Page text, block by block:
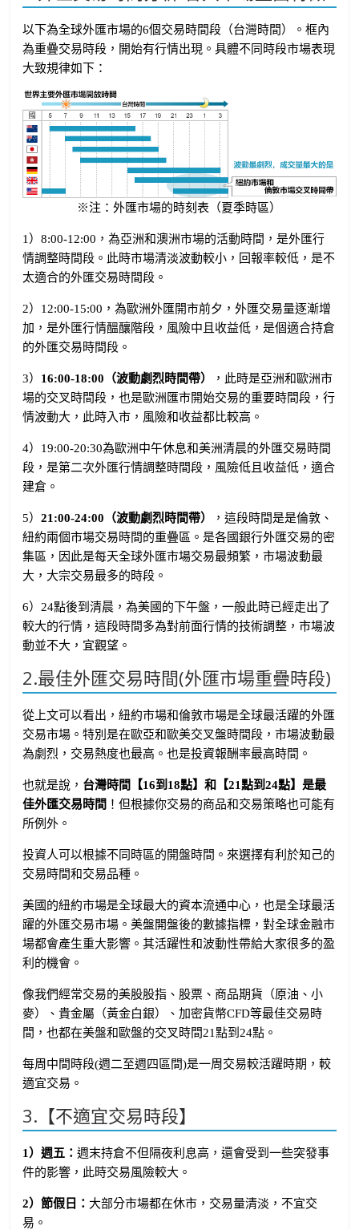
以下為全球外匯市場的6個交易時間段（台灣時間）。框內
為重疊交易時段，開始有行情出現。具體不同時段市場表現
大致規律如下：
※注：外匯市場的時刻表（夏季時區）
1）8:00-12:00，為亞洲和澳洲市場的活動時間，是外匯行
情調整時間段。此時市場清淡波動較小，回報率較低，是不
太適合的外匯交易時間段。
2）12:00-15:00，為歐洲外匯開市前夕，外匯交易量逐漸增
加，是外匯行情醞釀階段，風險中且收益低，是個適合持倉
的外匯交易時間段。
3） 16:00-18:00（波動劇烈時間帶）
，此時是亞洲和歐洲市
場的交叉時間段，也是歐洲匯市開始交易的重要時間段，行
情波動大，此時入市，風險和收益都比較高。
4）19:00-20:30為歐洲中午休息和美洲清晨的外匯交易時間
段，是第二次外匯行情調整時間段，風險低且收益低，適合
建倉。
5）21:00-24:00（波動劇烈時間帶）
，這段時間是是倫敦、
紐約兩個市場交易時間的重疊區。是各國銀行外匯交易的密
集區，因此是每天全球外匯市場交易最頻繁，市場波動最
大，大宗交易最多的時段。
6）24點後到清晨，為美國的下午盤，一般此時已經走出了
較大的行情，這段時間多為對前面行情的技術調整，市場波
動並不大，宜觀望。
2.最佳外匯交易時間(外匯市場重疊時段)
從上文可以看出，紐約市場和倫敦市場是全球最活躍的外匯
交易市場。特別是在歐亞和歐美交叉盤時間段，市場波動最
為劇烈，交易熱度也最高。也是投資報酬率最高時間。
也就是說， 台灣時間【16到18點】和【21點到24點】是最
佳外匯交易時間 ！但根據你交易的商品和交易策略也可能有
所例外。
投資人可以根據不同時區的開盤時間。來選擇有利於知己的
交易時間和交易品種。
美國的紐約市場是全球最大的資本流通中心，也是全球最活
躍的外匯交易市場。美盤開盤後的數據指標，對全球金融市
場都會產生重大影響。其活躍性和波動性帶給大家很多的盈
利的機會。
像我們經常交易的美股股指、股票、商品期貨（原油、小
麥）、貴金屬（黃金白銀）、加密貨幣CFD等最佳交易時
間，也都在美盤和歐盤的交叉時間21點到24點。
每周中間時段(週二至週四區間)是一周交易較活躍時期，較
適宜交易。
3.【不適宜交易時段】
1）週五：週末持倉不但隔夜利息高，還會受到一些突發事
件的影響，此時交易風險較大。
2）節假日： 大部分市場都在休市，交易量清淡，不宜交
易。